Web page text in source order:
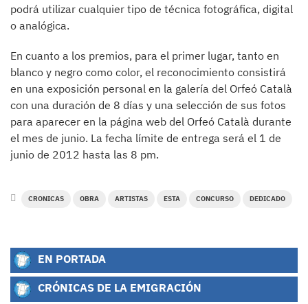
podrá utilizar cualquier tipo de técnica fotográfica, digital
o analógica.
En cuanto a los premios, para el primer lugar, tanto en
blanco y negro como color, el reconocimiento consistirá
en una exposición personal en la galería del Orfeó Català
con una duración de 8 días y una selección de sus fotos
para aparecer en la página web del Orfeó Català durante
el mes de junio. La fecha límite de entrega será el 1 de
junio de 2012 hasta las 8 pm.
CRONICAS OBRA ARTISTAS ESTA CONCURSO DEDICADO
EN PORTADA
CRÓNICAS DE LA EMIGRACIÓN